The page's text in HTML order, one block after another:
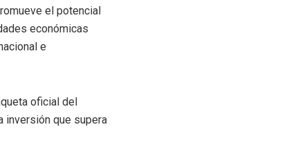
el potencial
económicas
e
oficial del
inversión que supera